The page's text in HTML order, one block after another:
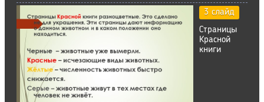
3 слайд
Страницы
Красной
книги